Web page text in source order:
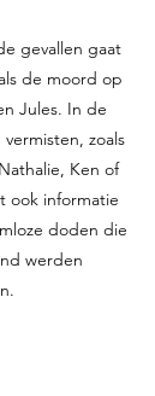
gevallen gaat
de moord op
Jules. In de
zoals
Ken of
ook informatie
doden die
werden